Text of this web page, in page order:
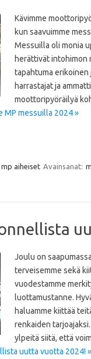
Kävimme
kun saavuimme
Messuilla oli monia
herättivät intohimon
tapahtuma erikoinen
harrastajat ja
moottoripyöräilyä
MP messuilla 2024 »
aiheiset Avainsanat:
Joulu on
terveisemme sekä
vuodestamme
luottamustanne.
haluamme kiittää
renkaiden
ylpeitä siitä, että
uutta vuotta 2024! »